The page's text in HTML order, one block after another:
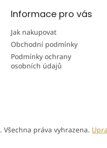
Informace pro vás
Jak nakupovat
Obchodní podmínky
Podmínky ochrany
osobních údajů
. Všechna práva vyhrazena.